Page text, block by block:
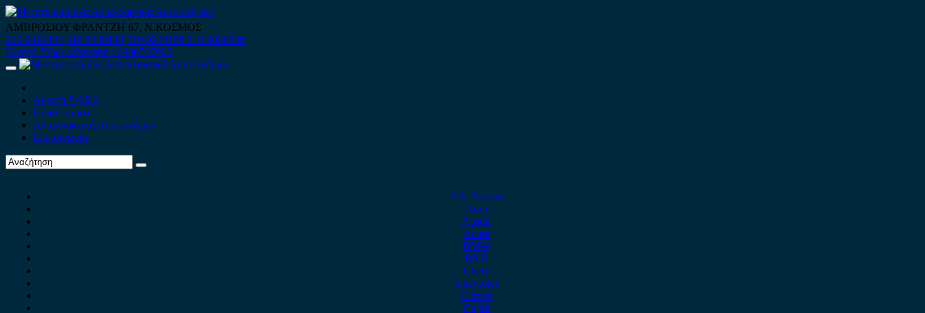
Skip
to
content
ΑΜΒΡΟΣΙΟΥ ΦΡΑΝΤΖΗ 67, Ν.ΚΟΣΜΟΣ
210 9012444 210 9239148 210 9238158 210 9026839
Κινητό-Viber-whatsapp : 6980507900
Primary
Αρχική Σελίδα
Ποιοί είμαστε
Ανταλλακτικά Αυτοκινήτων
Επικοινωνία
Alfa Romeo
Audi
Austin
Acura
BMW
BYD
Chery
Chevrolet
Citroen
Cupra